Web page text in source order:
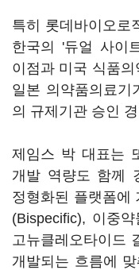
특히 롯데바이오로
한국의 '듀얼 사이
이점과 미국 식품
일본 의약품의료기
의 규제기관 승인
제임스 박 대표는
개발 역량도 함께
정형화된 플랫폼에
(Bispecific), 이중약
고뉴클레오타이드
개발되는 흐름에